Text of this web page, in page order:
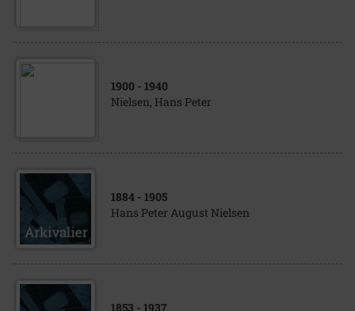
1900 - 1940
Nielsen, Hans Peter
1884 - 1905
Hans Peter August Nielsen
1853 - 1937